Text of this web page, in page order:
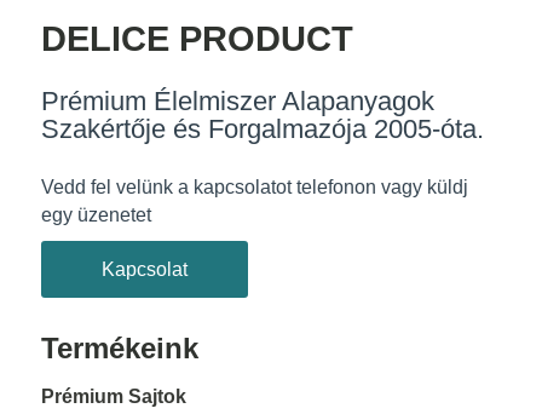
DELICE PRODUCT
Prémium Élelmiszer Alapanyagok
Szakértője és Forgalmazója 2005-óta.
Vedd fel velünk a kapcsolatot telefonon vagy küldj
egy üzenetet
Kapcsolat
Termékeink
Prémium Sajtok